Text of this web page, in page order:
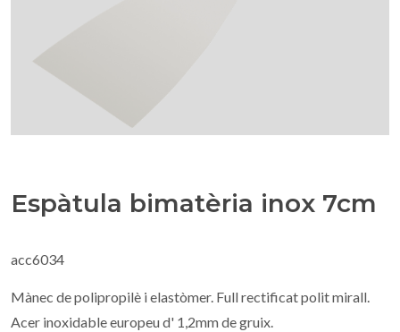
Espàtula bimatèria inox 7cm
acc6034
Mànec de polipropilè i elastòmer. Full rectificat polit mirall.
Acer inoxidable europeu d' 1,2mm de gruix.